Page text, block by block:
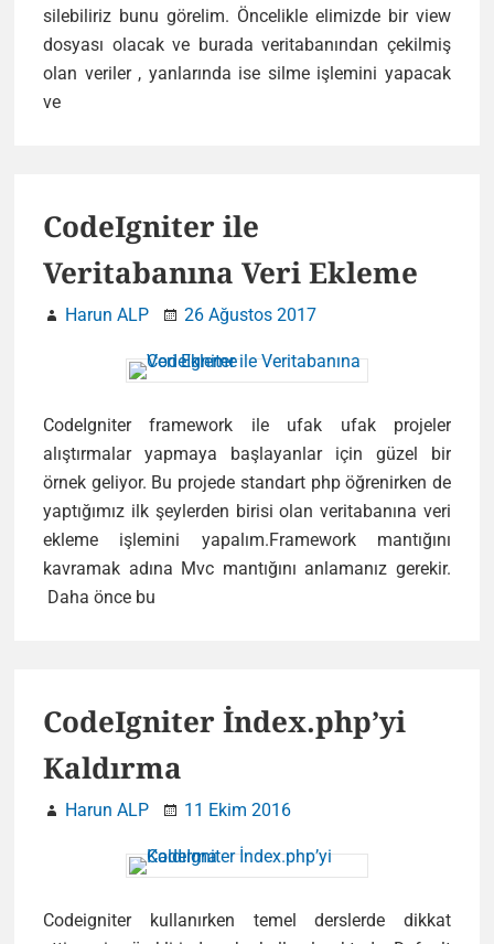
silebiliriz bunu görelim. Öncelikle elimizde bir view
dosyası olacak ve burada veritabanından çekilmiş
olan veriler , yanlarında ise silme işlemini yapacak
ve
CodeIgniter ile
Veritabanına Veri Ekleme
Harun ALP 26 Ağustos 2017
CodeIgniter framework ile ufak ufak projeler
alıştırmalar yapmaya başlayanlar için güzel bir
örnek geliyor. Bu projede standart php öğrenirken de
yaptığımız ilk şeylerden birisi olan veritabanına veri
ekleme işlemini yapalım.Framework mantığını
kavramak adına Mvc mantığını anlamanız gerekir.
Daha önce bu
Ekleme
CodeIgniter İndex.php’yi
Kaldırma
Harun ALP 11 Ekim 2016
Codeigniter kullanırken temel derslerde dikkat